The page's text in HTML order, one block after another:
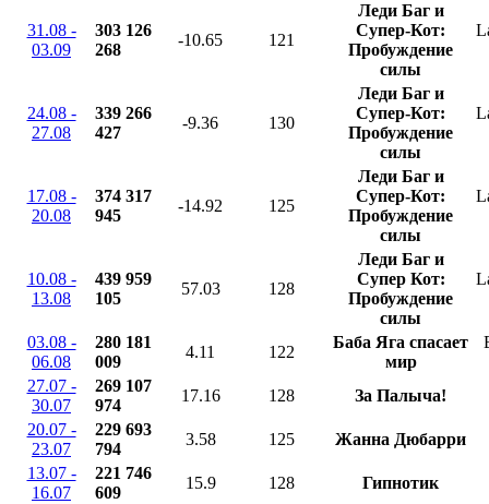
31.08 -
03.09
303 126
268
-10.65 121
Леди Баг и
Супер-Кот:
Пробуждение
силы
24.08 -
27.08
339 266
427
-9.36 130
Леди Баг и
Супер-Кот:
Пробуждение
силы
17.08 -
20.08
374 317
945
-14.92 125
Леди Баг и
Супер-Кот:
Пробуждение
силы
10.08 -
13.08
439 959
105
57.03 128
Леди Баг и
Супер Кот:
Пробуждение
силы
03.08 -
06.08
280 181
009
4.11 122
Баба Яга спасает
мир
27.07 -
30.07
269 107
974
17.16 128
За Палыча!
20.07 -
23.07
229 693
794
3.58 125
Жанна Дюбарри
13.07 -
16.07
221 746
609
15.9 128
Гипнотик